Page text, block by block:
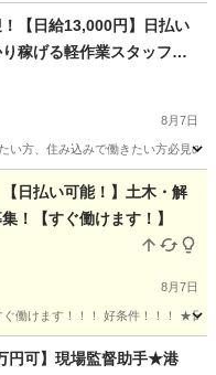
【日給13,000円】日払い
稼げる軽作業スタッフ募
8月7日
い方、住み込みで働きたい方必見
ッフ
【日払い可能！】土木・解
！【すぐ働けます！】
8月7日
ぐ働けます！！！ 好条件！！！ ★
日 円可】現場監督助手★港